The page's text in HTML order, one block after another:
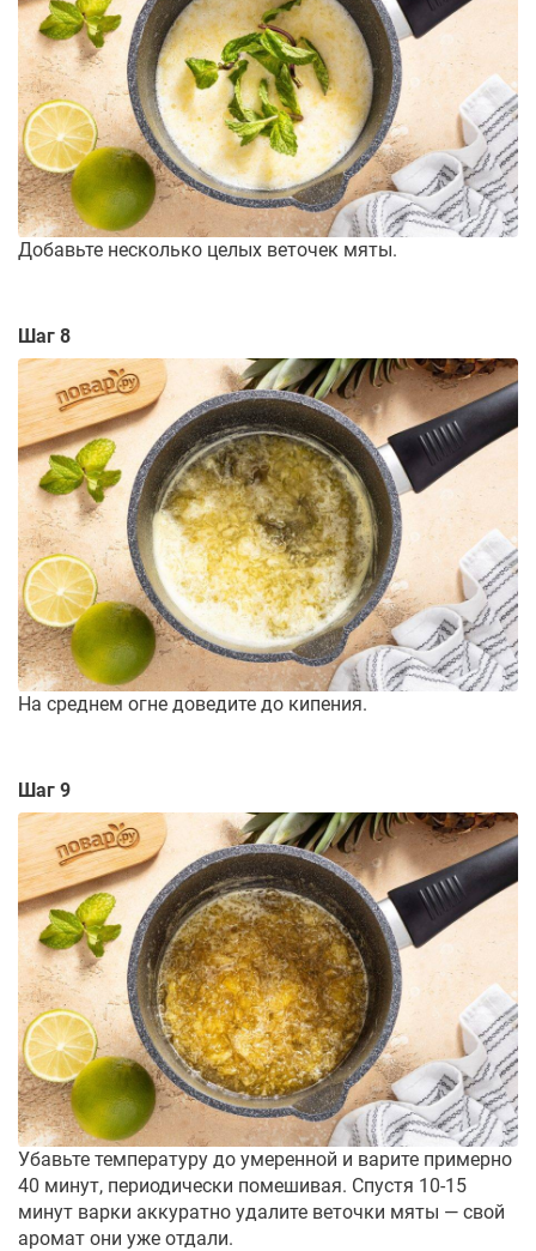
Добавьте несколько целых веточек мяты.
Шаг 8
На среднем огне доведите до кипения.
Шаг 9
Убавьте температуру до умеренной и варите примерно
40 минут, периодически помешивая. Спустя 10-15
минут варки аккуратно удалите веточки мяты — свой
аромат они уже отдали.